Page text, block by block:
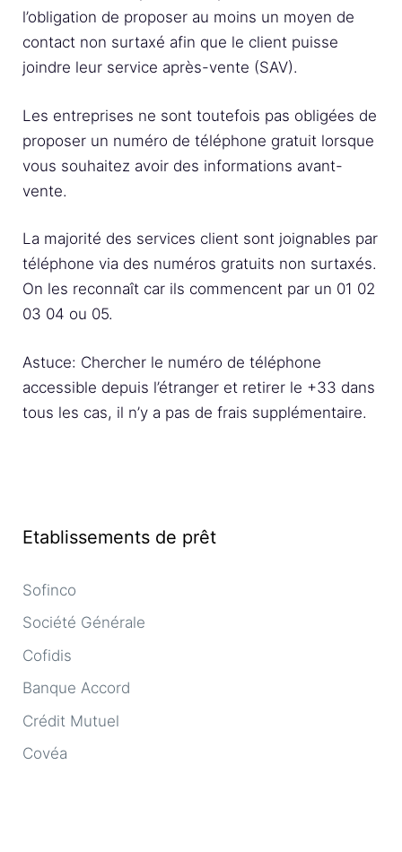
l’obligation de proposer au moins un moyen de
contact non surtaxé afin que le client puisse
joindre leur service après-vente (SAV).
Les entreprises ne sont toutefois pas obligées de
proposer un numéro de téléphone gratuit lorsque
vous souhaitez avoir des informations avant-
vente.
La majorité des services client sont joignables par
téléphone via des numéros gratuits non surtaxés.
On les reconnaît car ils commencent par un 01 02
03 04 ou 05.
Astuce: Chercher le numéro de téléphone
accessible depuis l’étranger et retirer le +33 dans
tous les cas, il n’y a pas de frais supplémentaire.
Etablissements de prêt
Sofinco
Société Générale
Cofidis
Banque Accord
Crédit Mutuel
Covéa